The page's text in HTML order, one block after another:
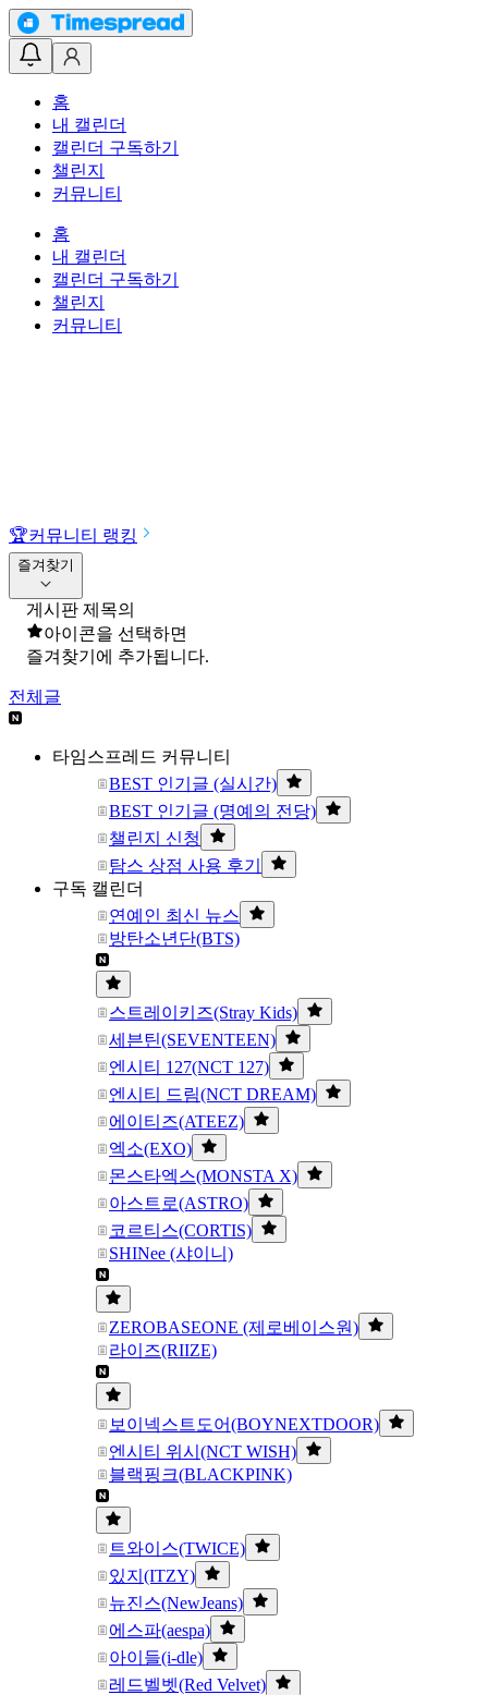
홈
내 캘린더
캘린더 구독하기
챌린지
커뮤니티
홈
내 캘린더
캘린더 구독하기
챌린지
커뮤니티
🏆커뮤니티 랭킹
즐겨찾기
게시판 제목의
아이콘을 선택하면
즐겨찾기에 추가됩니다.
전체글
타임스프레드 커뮤니티
BEST 인기글 (실시간)
BEST 인기글 (명예의 전당)
챌린지 신청
탐스 상점 사용 후기
구독 캘린더
연예인 최신 뉴스
방탄소년단(BTS)
스트레이키즈(Stray Kids)
세븐틴(SEVENTEEN)
엔시티 127(NCT 127)
엔시티 드림(NCT DREAM)
에이티즈(ATEEZ)
엑소(EXO)
몬스타엑스(MONSTA X)
아스트로(ASTRO)
코르티스(CORTIS)
SHINee (샤이니)
ZEROBASEONE (제로베이스원)
라이즈(RIIZE)
보이넥스트도어(BOYNEXTDOOR)
엔시티 위시(NCT WISH)
블랙핑크(BLACKPINK)
트와이스(TWICE)
있지(ITZY)
뉴진스(NewJeans)
에스파(aespa)
아이들(i-dle)
레드벨벳(Red Velvet)